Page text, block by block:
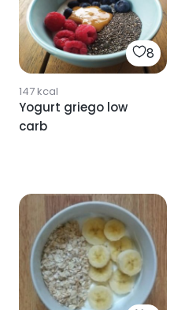
8
147kcal
Yogurt griego low
carb